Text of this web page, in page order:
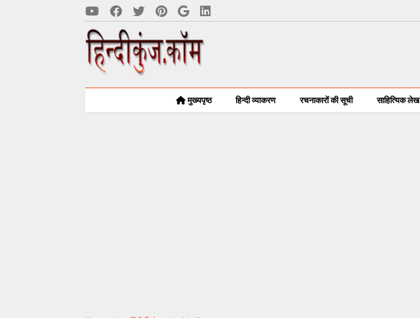
मुख्यपृष्ठ हिन्दी व्याकरण रचनाकारों की सूची साहित्यिक लेख